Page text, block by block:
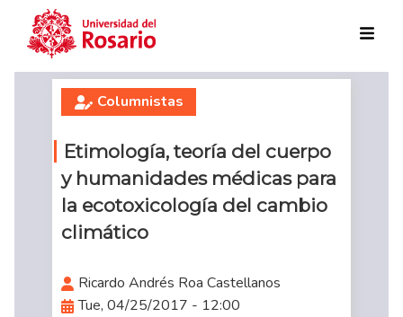
Skip to main content
Columnistas
Etimología, teoría del cuerpo
y humanidades médicas para
la ecotoxicología del cambio
climático
Ricardo Andrés Roa Castellanos
Tue, 04/25/2017 - 12:00